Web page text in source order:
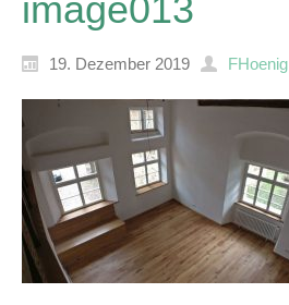
image013
19. Dezember 2019 FHoenig